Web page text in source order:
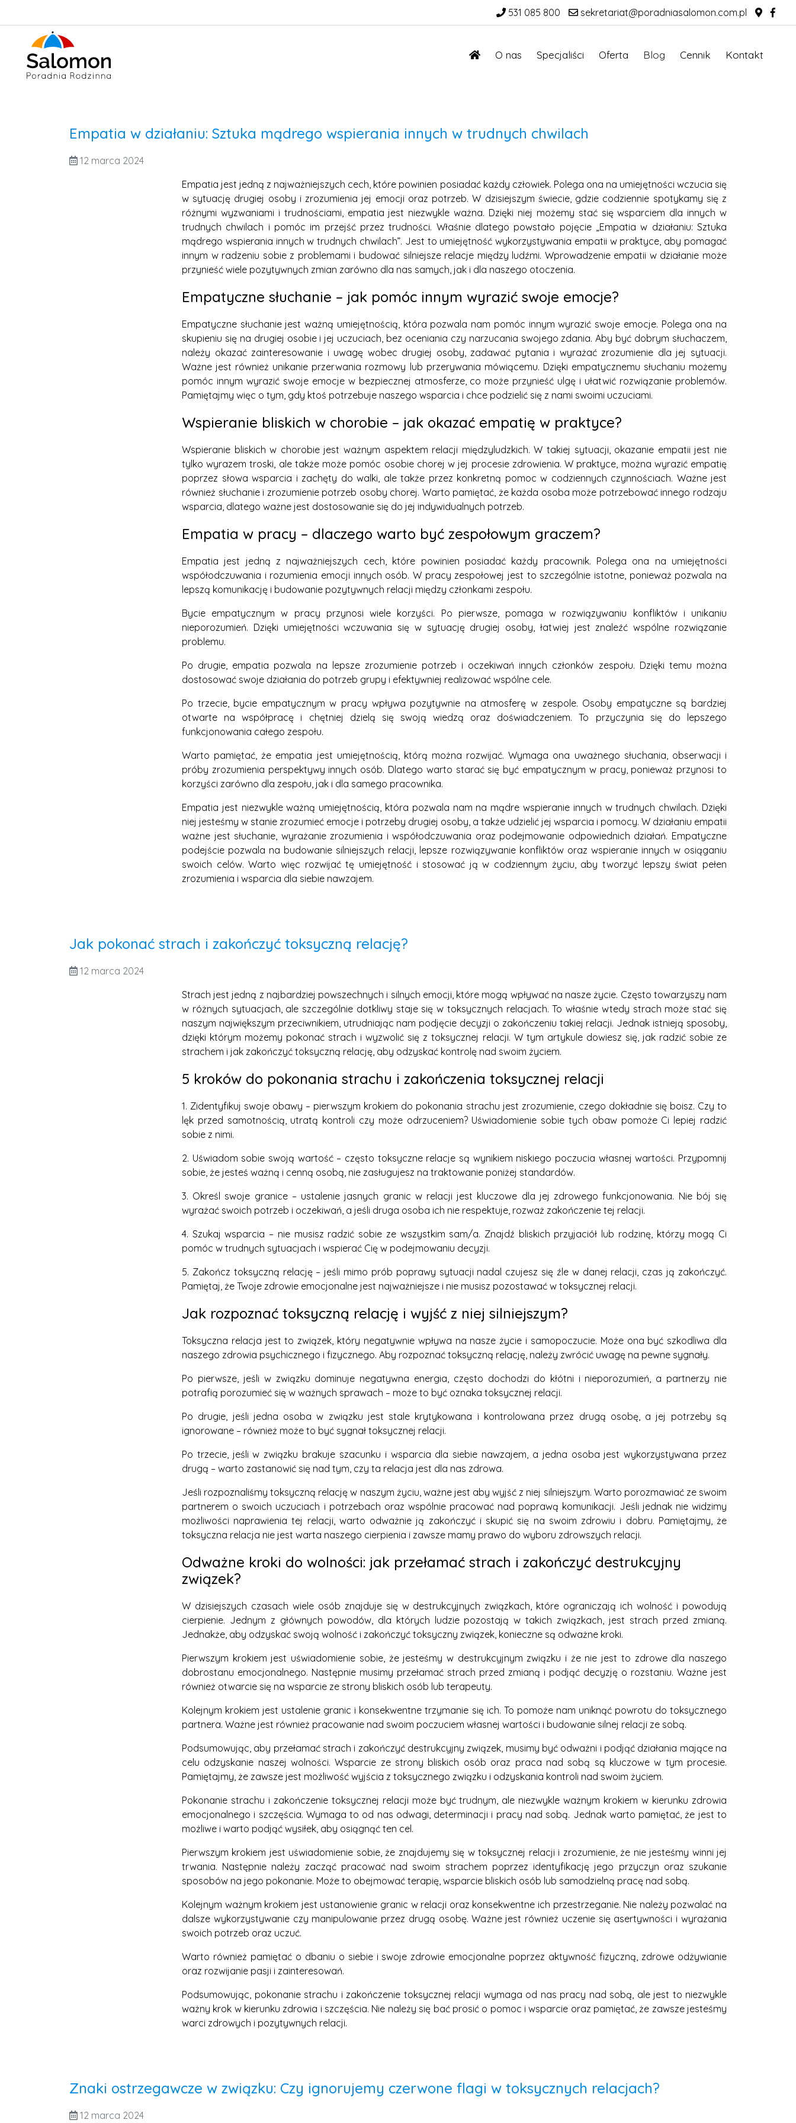
531 085 800 sekretariat@poradniasalomon.com.pl
O nas Specjaliści Oferta Blog Cennik Kontakt
Empatia w działaniu: Sztuka mądrego wspierania innych w trudnych chwilach
12 marca 2024
Empatia jest jedną z najważniejszych cech, które powinien posiadać każdy człowiek. Polega ona na umiejętności wczucia się
w sytuację drugiej osoby i zrozumienia jej emocji oraz potrzeb. W dzisiejszym świecie, gdzie codziennie spotykamy się z
różnymi wyzwaniami i trudnościami, empatia jest niezwykle ważna. Dzięki niej możemy stać się wsparciem dla innych w
trudnych chwilach i pomóc im przejść przez trudności. Właśnie dlatego powstało pojęcie „Empatia w działaniu: Sztuka
mądrego wspierania innych w trudnych chwilach”. Jest to umiejętność wykorzystywania empatii w praktyce, aby pomagać
innym w radzeniu sobie z problemami i budować silniejsze relacje między ludźmi. Wprowadzenie empatii w działanie może
przynieść wiele pozytywnych zmian zarówno dla nas samych, jak i dla naszego otoczenia.
Empatyczne słuchanie – jak pomóc innym wyrazić swoje emocje?
Empatyczne słuchanie jest ważną umiejętnością, która pozwala nam pomóc innym wyrazić swoje emocje. Polega ona na
skupieniu się na drugiej osobie i jej uczuciach, bez oceniania czy narzucania swojego zdania. Aby być dobrym słuchaczem,
należy okazać zainteresowanie i uwagę wobec drugiej osoby, zadawać pytania i wyrażać zrozumienie dla jej sytuacji.
Ważne jest również unikanie przerwania rozmowy lub przerywania mówiącemu. Dzięki empatycznemu słuchaniu możemy
pomóc innym wyrazić swoje emocje w bezpiecznej atmosferze, co może przynieść ulgę i ułatwić rozwiązanie problemów.
Pamiętajmy więc o tym, gdy ktoś potrzebuje naszego wsparcia i chce podzielić się z nami swoimi uczuciami.
Wspieranie bliskich w chorobie – jak okazać empatię w praktyce?
Wspieranie bliskich w chorobie jest ważnym aspektem relacji międzyludzkich. W takiej sytuacji, okazanie empatii jest nie
tylko wyrazem troski, ale także może pomóc osobie chorej w jej procesie zdrowienia. W praktyce, można wyrazić empatię
poprzez słowa wsparcia i zachęty do walki, ale także przez konkretną pomoc w codziennych czynnościach. Ważne jest
również słuchanie i zrozumienie potrzeb osoby chorej. Warto pamiętać, że każda osoba może potrzebować innego rodzaju
wsparcia, dlatego ważne jest dostosowanie się do jej indywidualnych potrzeb.
Empatia w pracy – dlaczego warto być zespołowym graczem?
Empatia jest jedną z najważniejszych cech, które powinien posiadać każdy pracownik. Polega ona na umiejętności
współodczuwania i rozumienia emocji innych osób. W pracy zespołowej jest to szczególnie istotne, ponieważ pozwala na
lepszą komunikację i budowanie pozytywnych relacji między członkami zespołu.
Bycie empatycznym w pracy przynosi wiele korzyści. Po pierwsze, pomaga w rozwiązywaniu konfliktów i unikaniu
nieporozumień. Dzięki umiejętności wczuwania się w sytuację drugiej osoby, łatwiej jest znaleźć wspólne rozwiązanie
problemu.
Po drugie, empatia pozwala na lepsze zrozumienie potrzeb i oczekiwań innych członków zespołu. Dzięki temu można
dostosować swoje działania do potrzeb grupy i efektywniej realizować wspólne cele.
Po trzecie, bycie empatycznym w pracy wpływa pozytywnie na atmosferę w zespole. Osoby empatyczne są bardziej
otwarte na współpracę i chętniej dzielą się swoją wiedzą oraz doświadczeniem. To przyczynia się do lepszego
funkcjonowania całego zespołu.
Warto pamiętać, że empatia jest umiejętnością, którą można rozwijać. Wymaga ona uważnego słuchania, obserwacji i
próby zrozumienia perspektywy innych osób. Dlatego warto starać się być empatycznym w pracy, ponieważ przynosi to
korzyści zarówno dla zespołu, jak i dla samego pracownika.
Empatia jest niezwykle ważną umiejętnością, która pozwala nam na mądre wspieranie innych w trudnych chwilach. Dzięki
niej jesteśmy w stanie zrozumieć emocje i potrzeby drugiej osoby, a także udzielić jej wsparcia i pomocy. W działaniu empatii
ważne jest słuchanie, wyrażanie zrozumienia i współodczuwania oraz podejmowanie odpowiednich działań. Empatyczne
podejście pozwala na budowanie silniejszych relacji, lepsze rozwiązywanie konfliktów oraz wspieranie innych w osiąganiu
swoich celów. Warto więc rozwijać tę umiejętność i stosować ją w codziennym życiu, aby tworzyć lepszy świat pełen
zrozumienia i wsparcia dla siebie nawzajem.
Jak pokonać strach i zakończyć toksyczną relację?
12 marca 2024
Strach jest jedną z najbardziej powszechnych i silnych emocji, które mogą wpływać na nasze życie. Często towarzyszy nam
w różnych sytuacjach, ale szczególnie dotkliwy staje się w toksycznych relacjach. To właśnie wtedy strach może stać się
naszym największym przeciwnikiem, utrudniając nam podjęcie decyzji o zakończeniu takiej relacji. Jednak istnieją sposoby,
dzięki którym możemy pokonać strach i wyzwolić się z toksycznej relacji. W tym artykule dowiesz się, jak radzić sobie ze
strachem i jak zakończyć toksyczną relację, aby odzyskać kontrolę nad swoim życiem.
5 kroków do pokonania strachu i zakończenia toksycznej relacji
1. Zidentyfikuj swoje obawy – pierwszym krokiem do pokonania strachu jest zrozumienie, czego dokładnie się boisz. Czy to
lęk przed samotnością, utratą kontroli czy może odrzuceniem? Uświadomienie sobie tych obaw pomoże Ci lepiej radzić
sobie z nimi.
2. Uświadom sobie swoją wartość – często toksyczne relacje są wynikiem niskiego poczucia własnej wartości. Przypomnij
sobie, że jesteś ważną i cenną osobą, nie zasługujesz na traktowanie poniżej standardów.
3. Określ swoje granice – ustalenie jasnych granic w relacji jest kluczowe dla jej zdrowego funkcjonowania. Nie bój się
wyrażać swoich potrzeb i oczekiwań, a jeśli druga osoba ich nie respektuje, rozważ zakończenie tej relacji.
4. Szukaj wsparcia – nie musisz radzić sobie ze wszystkim sam/a. Znajdź bliskich przyjaciół lub rodzinę, którzy mogą Ci
pomóc w trudnych sytuacjach i wspierać Cię w podejmowaniu decyzji.
5. Zakończ toksyczną relację – jeśli mimo prób poprawy sytuacji nadal czujesz się źle w danej relacji, czas ją zakończyć.
Pamiętaj, że Twoje zdrowie emocjonalne jest najważniejsze i nie musisz pozostawać w toksycznej relacji.
Jak rozpoznać toksyczną relację i wyjść z niej silniejszym?
Toksyczna relacja jest to związek, który negatywnie wpływa na nasze życie i samopoczucie. Może ona być szkodliwa dla
naszego zdrowia psychicznego i fizycznego. Aby rozpoznać toksyczną relację, należy zwrócić uwagę na pewne sygnały.
Po pierwsze, jeśli w związku dominuje negatywna energia, często dochodzi do kłótni i nieporozumień, a partnerzy nie
potrafią porozumieć się w ważnych sprawach – może to być oznaka toksycznej relacji.
Po drugie, jeśli jedna osoba w związku jest stale krytykowana i kontrolowana przez drugą osobę, a jej potrzeby są
ignorowane – również może to być sygnał toksycznej relacji.
Po trzecie, jeśli w związku brakuje szacunku i wsparcia dla siebie nawzajem, a jedna osoba jest wykorzystywana przez
drugą – warto zastanowić się nad tym, czy ta relacja jest dla nas zdrowa.
Jeśli rozpoznaliśmy toksyczną relację w naszym życiu, ważne jest aby wyjść z niej silniejszym. Warto porozmawiać ze swoim
partnerem o swoich uczuciach i potrzebach oraz wspólnie pracować nad poprawą komunikacji. Jeśli jednak nie widzimy
możliwości naprawienia tej relacji, warto odważnie ją zakończyć i skupić się na swoim zdrowiu i dobru. Pamiętajmy, że
toksyczna relacja nie jest warta naszego cierpienia i zawsze mamy prawo do wyboru zdrowszych relacji.
Odważne kroki do wolności: jak przełamać strach i zakończyć destrukcyjny
związek?
W dzisiejszych czasach wiele osób znajduje się w destrukcyjnych związkach, które ograniczają ich wolność i powodują
cierpienie. Jednym z głównych powodów, dla których ludzie pozostają w takich związkach, jest strach przed zmianą.
Jednakże, aby odzyskać swoją wolność i zakończyć toksyczny związek, konieczne są odważne kroki.
Pierwszym krokiem jest uświadomienie sobie, że jesteśmy w destrukcyjnym związku i że nie jest to zdrowe dla naszego
dobrostanu emocjonalnego. Następnie musimy przełamać strach przed zmianą i podjąć decyzję o rozstaniu. Ważne jest
również otwarcie się na wsparcie ze strony bliskich osób lub terapeuty.
Kolejnym krokiem jest ustalenie granic i konsekwentne trzymanie się ich. To pomoże nam uniknąć powrotu do toksycznego
partnera. Ważne jest również pracowanie nad swoim poczuciem własnej wartości i budowanie silnej relacji ze sobą.
Podsumowując, aby przełamać strach i zakończyć destrukcyjny związek, musimy być odważni i podjąć działania mające na
celu odzyskanie naszej wolności. Wsparcie ze strony bliskich osób oraz praca nad sobą są kluczowe w tym procesie.
Pamiętajmy, że zawsze jest możliwość wyjścia z toksycznego związku i odzyskania kontroli nad swoim życiem.
Pokonanie strachu i zakończenie toksycznej relacji może być trudnym, ale niezwykle ważnym krokiem w kierunku zdrowia
emocjonalnego i szczęścia. Wymaga to od nas odwagi, determinacji i pracy nad sobą. Jednak warto pamiętać, że jest to
możliwe i warto podjąć wysiłek, aby osiągnąć ten cel.
Pierwszym krokiem jest uświadomienie sobie, że znajdujemy się w toksycznej relacji i zrozumienie, że nie jesteśmy winni jej
trwania. Następnie należy zacząć pracować nad swoim strachem poprzez identyfikację jego przyczyn oraz szukanie
sposobów na jego pokonanie. Może to obejmować terapię, wsparcie bliskich osób lub samodzielną pracę nad sobą.
Kolejnym ważnym krokiem jest ustanowienie granic w relacji oraz konsekwentne ich przestrzeganie. Nie należy pozwalać na
dalsze wykorzystywanie czy manipulowanie przez drugą osobę. Ważne jest również uczenie się asertywności i wyrażania
swoich potrzeb oraz uczuć.
Warto również pamiętać o dbaniu o siebie i swoje zdrowie emocjonalne poprzez aktywność fizyczną, zdrowe odżywianie
oraz rozwijanie pasji i zainteresowań.
Podsumowując, pokonanie strachu i zakończenie toksycznej relacji wymaga od nas pracy nad sobą, ale jest to niezwykle
ważny krok w kierunku zdrowia i szczęścia. Nie należy się bać prosić o pomoc i wsparcie oraz pamiętać, że zawsze jesteśmy
warci zdrowych i pozytywnych relacji.
Znaki ostrzegawcze w związku: Czy ignorujemy czerwone flagi w toksycznych relacjach?
12 marca 2024